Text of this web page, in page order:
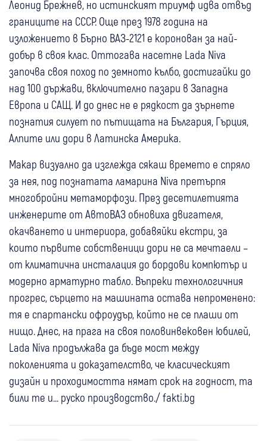
Леонид Брежнев, но истинският триумф идва отвъд
границите на СССР. Още през 1978 година на
изложението в Бърно ВАЗ-2121 е коронован за най-
добър в своя клас. Оттогава насетне Lada Niva
започва своя поход по земното кълбо, достигайки до
над 100 държави, включително пазари в Западна
Европа и САЩ. И до днес не е рядкост да зърнете
познатия силует по пътищата на България, Гърция,
Алпите или дори в Латинска Америка.
Макар визуално да изглежда сякаш времето е спряло
за нея, под познатата ламарина Niva претърпя
многобройни метаморфози. През десетилетията
инженерите от АвтоВАЗ обновиха двигателя,
окачването и интериора, добавяйки екстри, за
които първите собственици дори не са мечтаели –
от климатична инсталация до бордови компютър и
модерно арматурно табло. Въпреки технологичния
прогрес, сърцето на машината остава непроменено:
тя е спартански офроудър, който не се плаши от
нищо. Днес, на прага на своя половинвековен юбилей,
Lada Niva продължава да бъде мост между
поколенията и доказателство, че класическият
дизайн и проходимостта нямат срок на годност, та
били те и... руско производство./ fakti.bg